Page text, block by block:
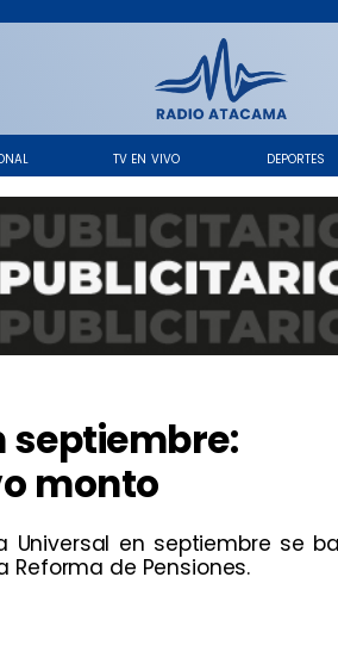
TV EN VIVO DEPORTES
septiembre:
monto
Universal en septiembre se
de Pensiones.